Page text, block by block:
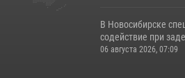
В Новосибирске
содействие при
06 августа 2026, 07:09